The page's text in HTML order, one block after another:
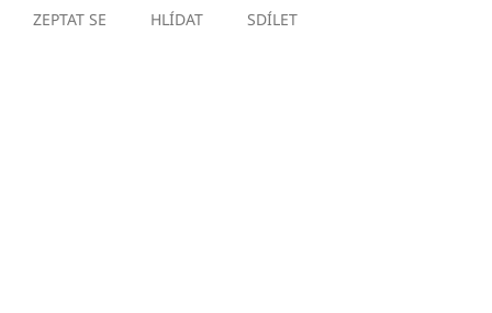
ZEPTAT SE HLÍDAT SDÍLET